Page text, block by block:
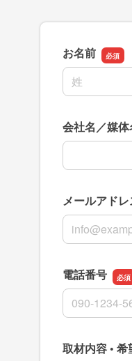
お名前
名前の姓
会社名／媒体
会社名／媒体名
メールアドレ
メールアドレ
電話番号
電話番号
取材内容 •